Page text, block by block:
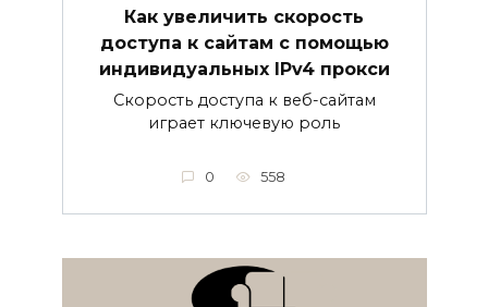
Как увеличить скорость
доступа к сайтам с помощью
индивидуальных IPv4 прокси
Скорость доступа к веб-сайтам
играет ключевую роль
0 558